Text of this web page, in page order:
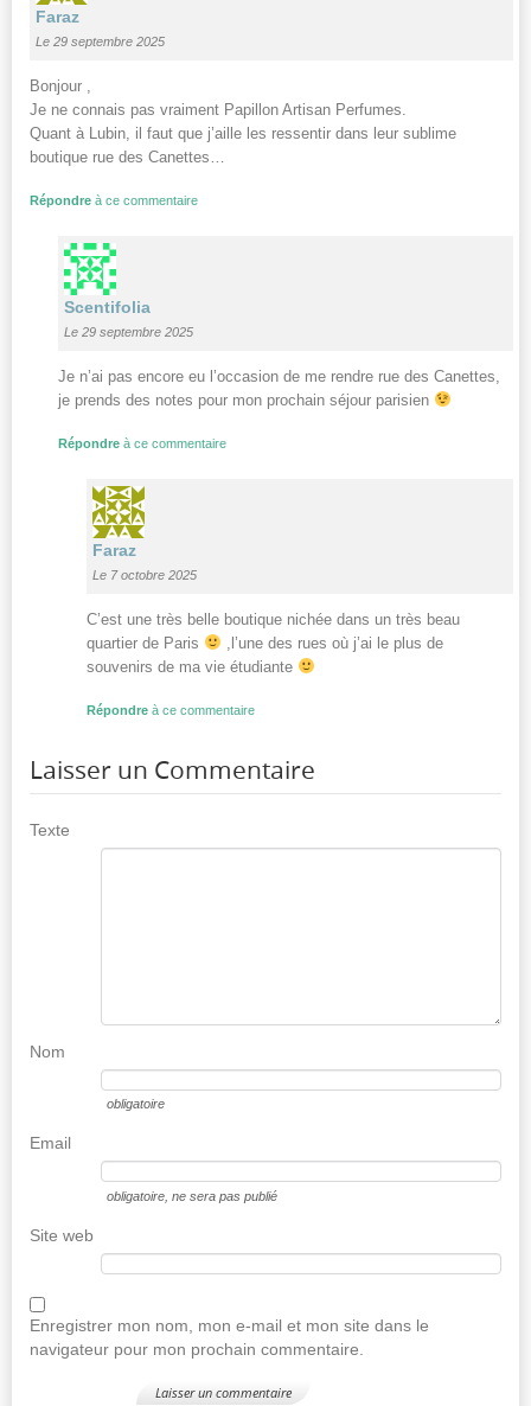
Faraz
Le 29 septembre 2025
Bonjour ,
Je ne connais pas vraiment Papillon Artisan Perfumes.
Quant à Lubin, il faut que j’aille les ressentir dans leur sublime
boutique rue des Canettes…
Répondre à ce commentaire
Scentifolia
Le 29 septembre 2025
Je n’ai pas encore eu l’occasion de me rendre rue des Canettes,
je prends des notes pour mon prochain séjour parisien
Répondre à ce commentaire
Faraz
Le 7 octobre 2025
C’est une très belle boutique nichée dans un très beau
quartier de Paris
,l’une des rues où j’ai le plus de
souvenirs de ma vie étudiante
Répondre à ce commentaire
Laisser un Commentaire
Texte
Nom
obligatoire
Email
obligatoire , ne sera pas publié
Site web
Enregistrer mon nom, mon e-mail et mon site dans le
navigateur pour mon prochain commentaire.